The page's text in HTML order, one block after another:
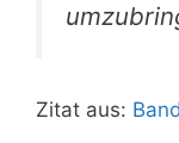
Zitat aus: